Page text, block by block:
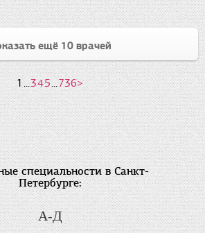
ещё 10 врачей
1...345...736>
специальности в Санкт-
Петербурге:
А-Д